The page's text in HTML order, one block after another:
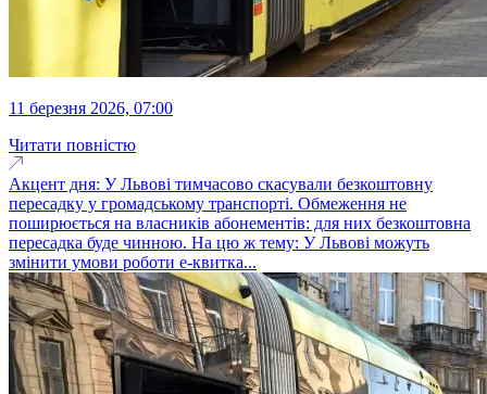
11 березня 2026, 07:00
Читати повністю
Акцент дня: У Львові тимчасово скасували безкоштовну
пересадку у громадському транспорті. Обмеження не
поширюється на власників абонементів: для них безкоштовна
пересадка буде чинною. На цю ж тему: У Львові можуть
змінити умови роботи е-квитка...